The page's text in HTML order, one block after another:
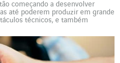
começando a desenvolver
até poderem produzir em grande
técnicos, e também
serão alojados em um
m2 em Saint-Denis, na margem